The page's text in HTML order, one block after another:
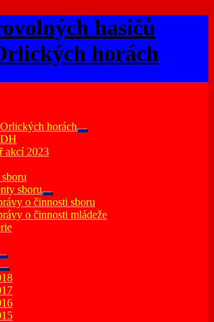
hasičů
horách
horách
expand
akcí 2023
sboru
expand
child
menu
o činnosti sboru
o činnosti mládeže
expand
child
menu
expand
child
menu